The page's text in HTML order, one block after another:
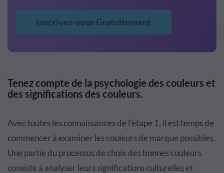
Inscrivez-vous Gratuitement
Tenez compte de la psychologie des couleurs et
des significations des couleurs.
Avec toutes les connaissances de l'étape 1, il est temps de
commencer à examiner les couleurs de marque possibles.
Une partie du processus de choix des bonnes couleurs
consiste à analyser leurs significations culturelles et